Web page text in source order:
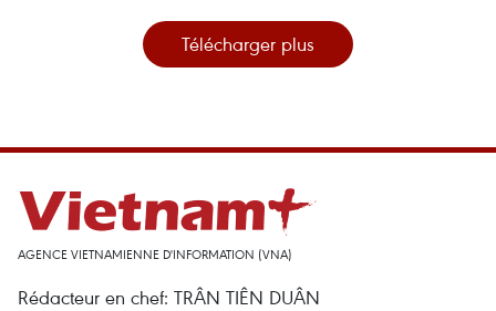
Télécharger plus
AGENCE VIETNAMIENNE D'INFORMATION (VNA)
Rédacteur en chef: TRÂN TIÊN DUÂN